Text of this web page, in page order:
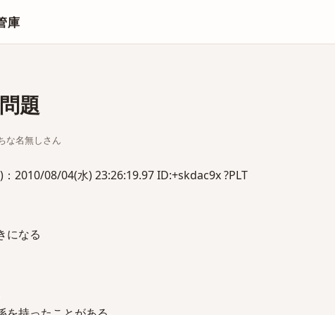
庫
題
名無しさん
2010/08/04(水) 23:26:19.97 ID:+skdac9x ?PLT
になる